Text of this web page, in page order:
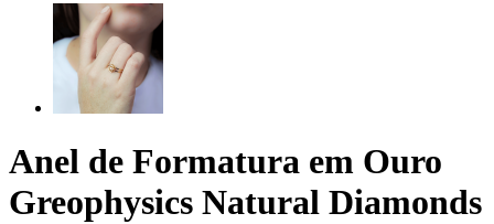
Anel de Formatura em Ouro
Greophysics Natural Diamonds